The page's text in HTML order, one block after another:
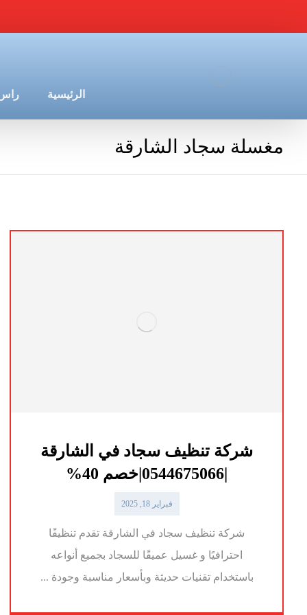
الرئيسية راس
مغسلة سجاد الشارقة
شركة تنظيف سجاد في الشارقة
فبراير 18, 2025
شركة تنظيف سجاد في الشارقة تقدم تنظيفًا
احترافيًا و غسيل عميقًا للسجاد بجميع أنواعه
باستخدام تقنيات حديثة وبأسعار مناسبة وجودة ...